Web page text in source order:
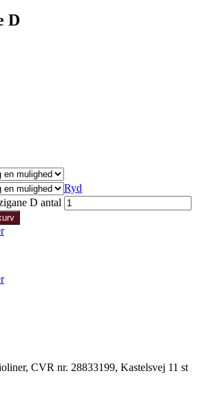
D
Ryd
D antal
CVR nr. 28833199, Kastelsvej 11 st